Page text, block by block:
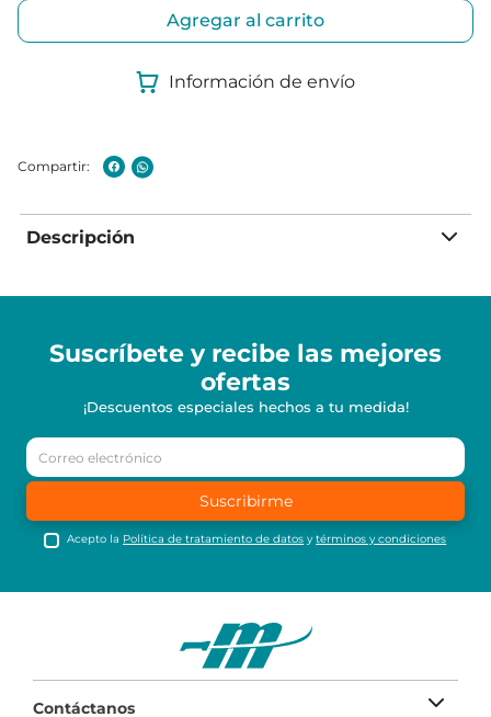
Agregar al carrito
Información de envío
Descripción
Suscríbete y recibe las mejores
ofertas
¡Descuentos especiales hechos a tu medida!
Suscribirme
Acepto la Política de tratamiento de datos ytérminos y condiciones
Contáctanos